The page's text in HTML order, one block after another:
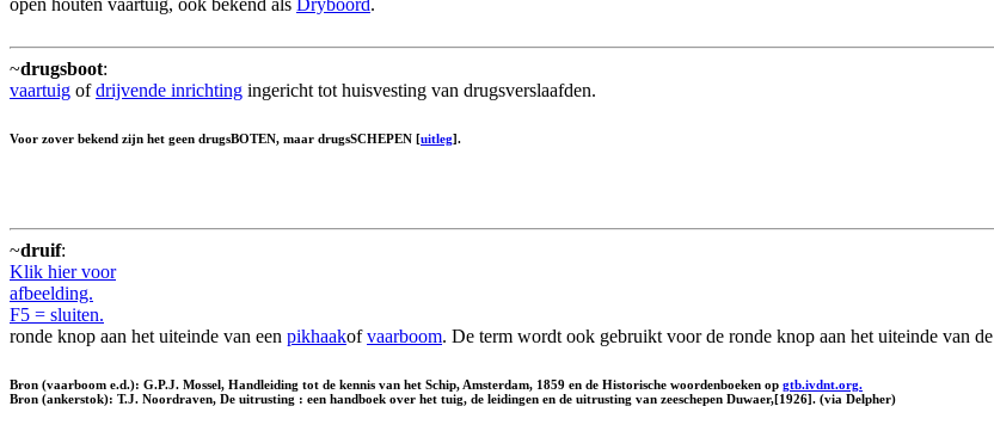
~drugsboot:
vaartuig ofdrijvende inrichting ingericht tot huisvesting van drugsverslaafden.
Voor zover bekend zijn het geen drugsBOTEN, maar drugsSCHEPEN [uitleg].
~druif:
Klik hier voor
afbeelding.
F5 = sluiten.
ronde knop aan het uiteinde van een pikhaakofvaarboom. De term wordt ook gebruikt voor de ronde knop aan het uiteinde van de
Bron (vaarboom e.d.): G.P.J. Mossel, Handleiding tot de kennis van het Schip, Amsterdam, 1859 en de Historische woordenboeken op gtb.ivdnt.org.
Bron (ankerstok): T.J. Noordraven, De uitrusting : een handboek over het tuig, de leidingen en de uitrusting van zeeschepen Duwaer,[1926]. (via Delpher)